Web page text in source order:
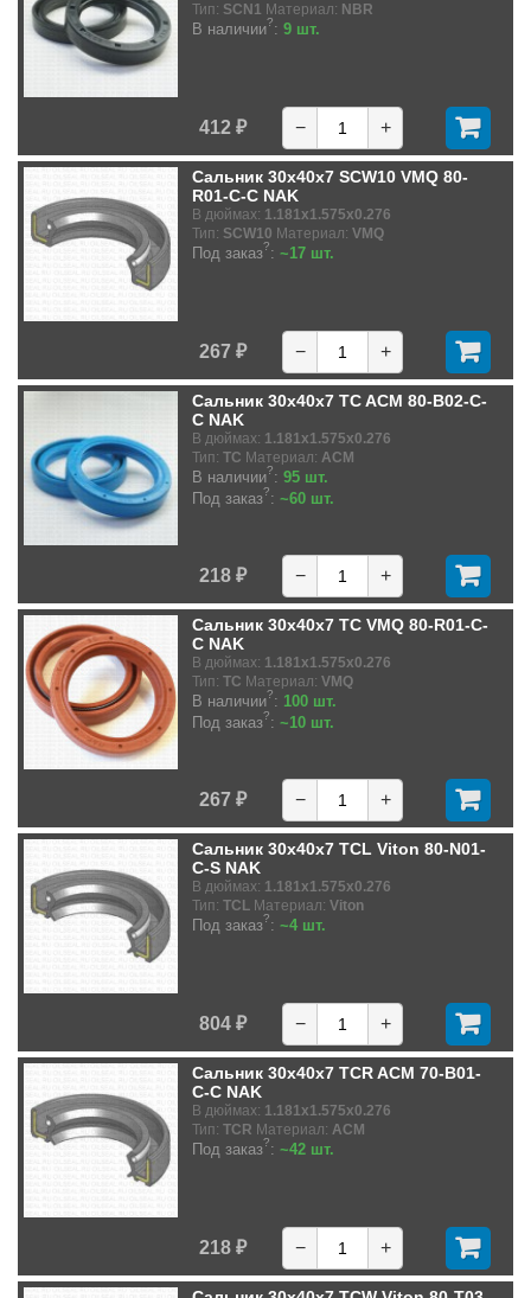
Тип: SCN1 Материал: NBR
В наличии?: 9 шт.
412 ₽ − +
Сальник 30x40x7 SCW10 VMQ 80-
R01-C-C NAK
В дюймах: 1.181x1.575x0.276
Тип: SCW10 Материал: VMQ
Под заказ?: ~17 шт.
267 ₽ − +
Сальник 30x40x7 TC ACM 80-B02-C-
C NAK
В дюймах: 1.181x1.575x0.276
Тип: TC Материал: ACM
В наличии?: 95 шт.
Под заказ?: ~60 шт.
218 ₽ − +
Сальник 30x40x7 TC VMQ 80-R01-C-
C NAK
В дюймах: 1.181x1.575x0.276
Тип: TC Материал: VMQ
В наличии?: 100 шт.
Под заказ?: ~10 шт.
267 ₽ − +
Сальник 30x40x7 TCL Viton 80-N01-
C-S NAK
В дюймах: 1.181x1.575x0.276
Тип: TCL Материал: Viton
Под заказ?: ~4 шт.
804 ₽ − +
Сальник 30x40x7 TCR ACM 70-B01-
C-C NAK
В дюймах: 1.181x1.575x0.276
Тип: TCR Материал: ACM
Под заказ?: ~42 шт.
218 ₽ − +